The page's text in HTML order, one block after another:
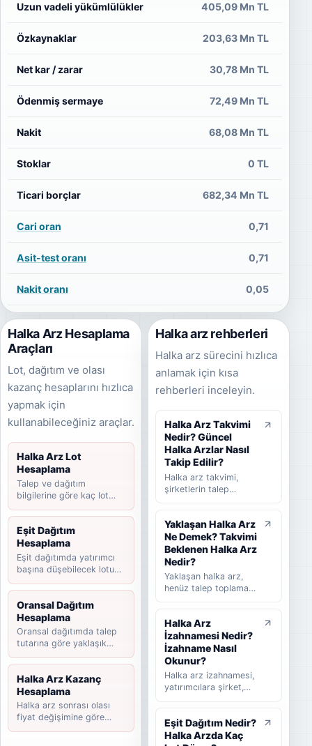
Uzun vadeli yükümlülükler 405,09 Mn TL
Özkaynaklar 203,63 Mn TL
Net kar / zarar 30,78 Mn TL
Ödenmiş sermaye 72,49 Mn TL
Nakit 68,08 Mn TL
Stoklar 0 TL
Ticari borçlar 682,34 Mn TL
Cari oran 0,71
Asit-test oranı 0,71
Nakit oranı 0,05
Halka Arz Hesaplama
Araçları
Lot, dağıtım ve olası
kazanç hesaplarını hızlıca
yapmak için
kullanabileceğiniz araçlar.
Halka Arz Lot
Hesaplama
Talep ve dağıtım
bilgilerine göre kaç lot
düşebileceğini hesaplayın.
Eşit Dağıtım
Hesaplama
Eşit dağıtımda yatırımcı
başına düşebilecek lotu
tahmin edin.
Oransal Dağıtım
Hesaplama
Oransal dağıtımda talep
tutarına göre yaklaşık
payınızı hesaplayın.
Halka Arz Kazanç
Hesaplama
Halka arz sonrası olası
fiyat değişimine göre
kazanç senaryosunu
Halka arz rehberleri
Halka arz sürecini hızlıca
anlamak için kısa
rehberleri inceleyin.
Halka Arz Takvimi
Nedir? Güncel
Halka Arzlar Nasıl
Takip Edilir?
Halka arz takvimi,
şirketlerin talep
dağıtım yöntemini,
beklenen ve
tamamlanan halka arz
süreçlerini takip
etmeye yardımcı olan
rehber niteliğinde bir
listedir. Bu yazıda
nedir, nasıl okunur,
hangi bilgilere dikkat
edilmelidir ve
yatırımcılar güncel
halka arzları takip
ederken nelere
bakmalıdır sade
Yaklaşan Halka Arz
Ne Demek? Takvimi
Beklenen Halka Arz
Nedir?
Yaklaşan halka arz,
henüz talep toplama
tarafından takip
edilen şirketleri ifade
eder. Takvimi
beklenen halka arz ise
başvuru veya hazırlık
sürecinde olup talep
toplama tarihi henüz
şirketler için kullanılır.
Bu rehberde yaklaşan
halka arz, beklenen
Halka Arz
İzahnamesi Nedir?
İzahname Nasıl
Okunur?
Halka arz izahnamesi,
yatırımcılara şirket,
riskler, fon kullanım
yeri ve satış süreci
Eşit Dağıtım Nedir?
Halka Arzda Kaç